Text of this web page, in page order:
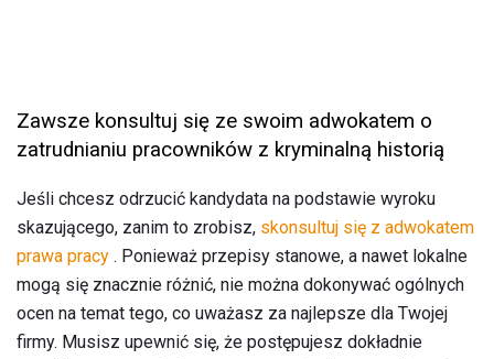
Zawsze konsultuj się ze swoim adwokatem o
zatrudnianiu pracowników z kryminalną historią
Jeśli chcesz odrzucić kandydata na podstawie wyroku
skazującego, zanim to zrobisz, skonsultuj się z adwokatem
prawa pracy . Ponieważ przepisy stanowe, a nawet lokalne
mogą się znacznie różnić, nie można dokonywać ogólnych
ocen na temat tego, co uważasz za najlepsze dla Twojej
firmy. Musisz upewnić się, że postępujesz dokładnie